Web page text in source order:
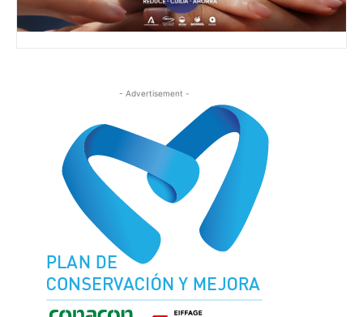
- Advertisement -